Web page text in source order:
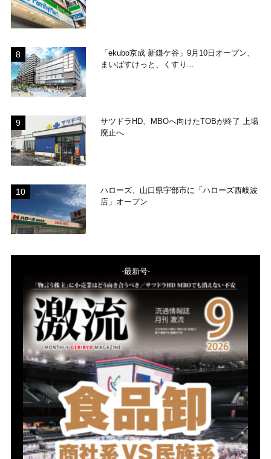
「ekubo京成 新鎌ケ谷」9月10日オープン、
まいばすけっと、くすり...
サツドラHD、MBOへ向けたTOBが終了 上場
廃止へ
ハローズ、山口県宇部市に「ハローズ西岐波
店」オープン
-最新号-